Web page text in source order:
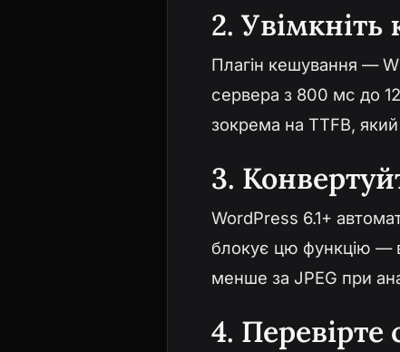
2. Увімкніть
Плагін кешування —
сервера з 800 мс до
зокрема на TTFB,
3.
WordPress 6.1+
блокує цю функцію —
менше за JPEG при
4. Перевірте